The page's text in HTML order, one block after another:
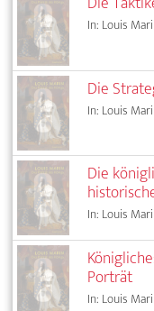
In: Louis
Die
In: Louis
Die
In: Louis
Porträt
In: Louis